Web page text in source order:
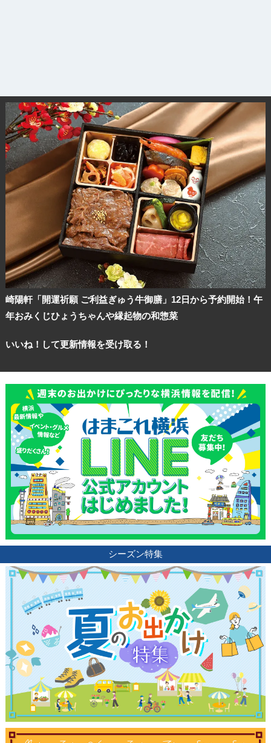
崎陽軒「開運祈願 ご利益ぎゅう牛御膳」12日から予約開始！午
年おみくじひょうちゃんや縁起物の和惣菜
いいね！して更新情報を受け取る！
シーズン特集